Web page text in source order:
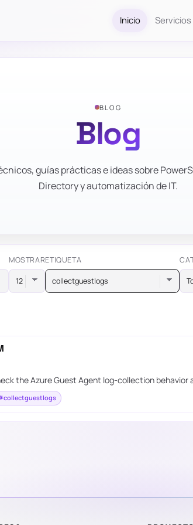
Inicio Servicios
BLOG
Blog
guías prácticas e ideas sobre
Directory y automatización de IT.
MOSTRARETIQUETA
collectguestlogs
the Azure Guest Agent log-collection